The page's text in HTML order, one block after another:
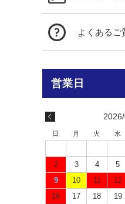
よくあるご
日 月 火 水
2
3 4 5
9
10 11 12
16
17 18 19